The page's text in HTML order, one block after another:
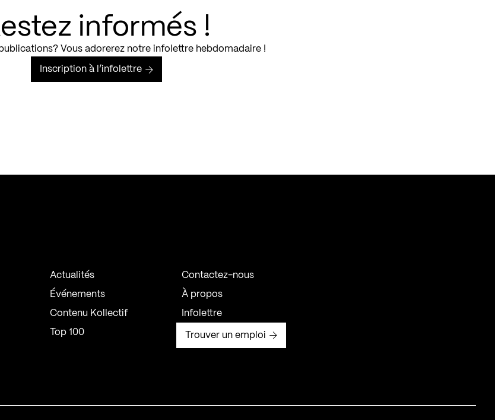
informés !
Vous adorerez notre infolettre hebdomadaire !
Inscription à l’infolettre
Actualités
Événements
Contenu Kollectif
Top 100
Contactez-nous
À propos
Infolettre
Trouver un emploi